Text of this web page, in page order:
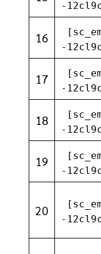
-
16
-
17
-
18
-
19
-
20
-